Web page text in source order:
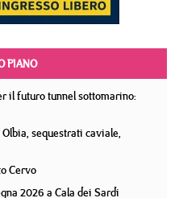
PIANO
il futuro tunnel sottomarino:
sequestrati caviale,
Cervo
2026 a Cala dei Sardi